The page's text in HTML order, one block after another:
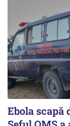
Ebola scapă